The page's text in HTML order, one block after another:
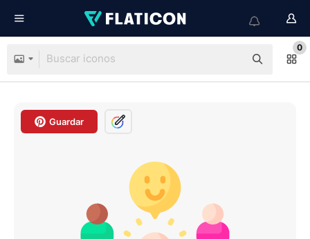
0
Guardar